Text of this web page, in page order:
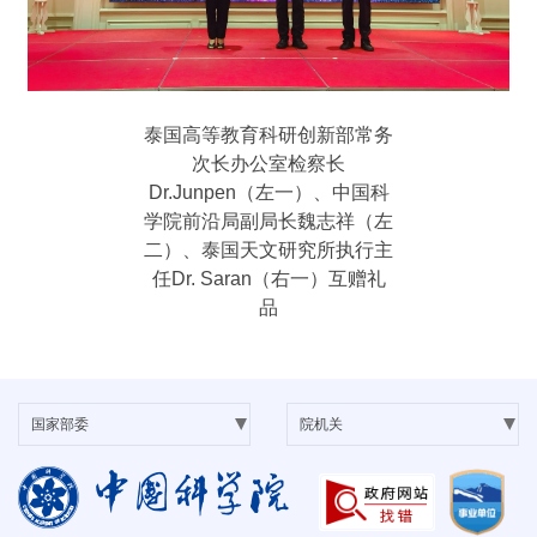
泰国高等教育科研创新部常务
次长办公室检察长
Dr.Junpen（左一）、中国科
学院前沿局副局长魏志祥（左
二）、泰国天文研究所执行主
任Dr. Saran（右一）互赠礼
品